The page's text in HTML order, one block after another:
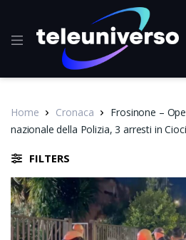
Home Cronaca
Frosinone –
nazionale della Polizia, 3 arresti in
FILTERS